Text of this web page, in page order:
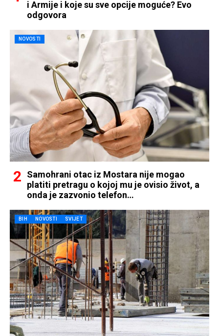
i Armije i koje su sve opcije moguće? Evo
odgovora
NOVOSTI
Samohrani otac iz Mostara nije mogao
platiti pretragu o kojoj mu je ovisio život, a
onda je zazvonio telefon…
BIH NOVOSTI SVIJET